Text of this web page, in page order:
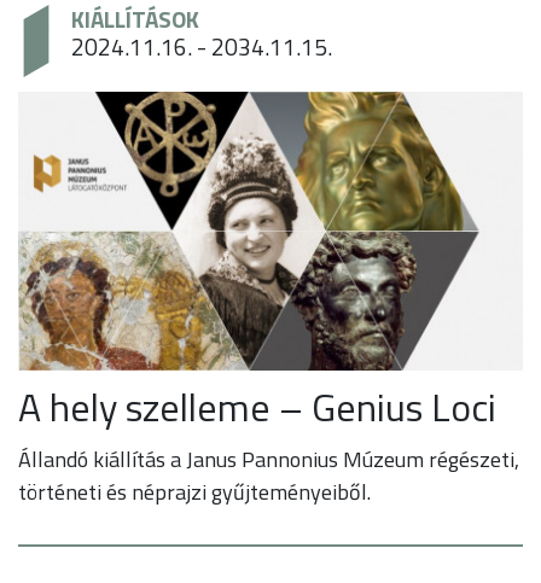
KIÁLLÍTÁSOK
2024.11.16. - 2034.11.15.
A hely szelleme – Genius Loci
Állandó kiállítás a Janus Pannonius Múzeum régészeti,
történeti és néprajzi gyűjteményeiből.